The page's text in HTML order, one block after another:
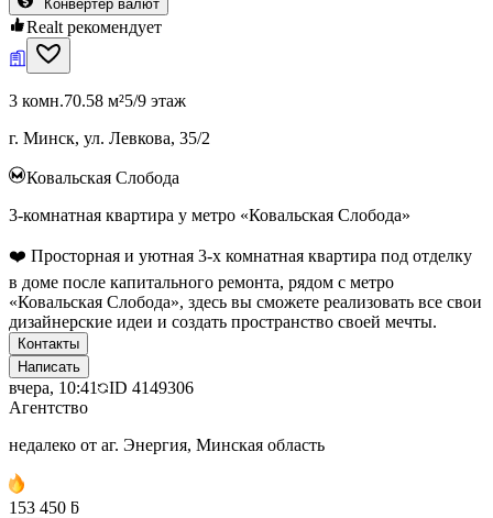
Конвертер валют
Realt рекомендует
3 комн.70.58 м²5/9 этаж
г. Минск, ул. Левкова, 35/2
Ковальская Слобода
3-комнатная квартира у метро «Ковальская Слобода»
❤️ Просторная и уютная 3-х комнатная квартира под отделку
в доме после капитального ремонта, рядом с метро
«Ковальская Слобода», здесь вы сможете реализовать все свои
дизайнерские идеи и создать пространство своей мечты.
Контакты
Написать
вчера, 10:41 ID 4149306
Агентство
недалеко от аг. Энергия, Минская область
153 450 ƃ